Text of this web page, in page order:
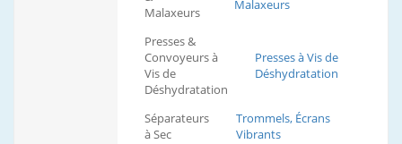
Malaxeurs
Malaxeurs
Presses &
Convoyeurs à
Vis de
Déshydratation
Presses à Vis de
Déshydratation
Séparateurs
à Sec
Trommels, Écrans
Vibrants